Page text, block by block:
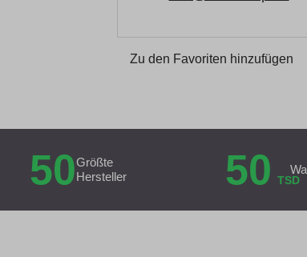
Zu den Favoriten hinzufügen
50Größte
Hersteller
50 TSD